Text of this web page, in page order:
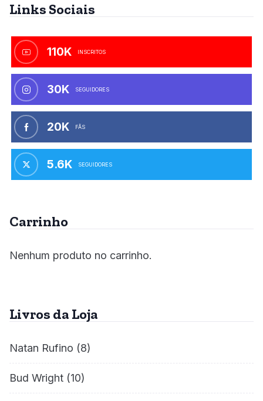
Links Sociais
110K INSCRITOS
30K SEGUIDORES
20K FÃS
5.6K SEGUIDORES
Carrinho
Nenhum produto no carrinho.
Livros da Loja
Natan Rufino (8)
Bud Wright (10)